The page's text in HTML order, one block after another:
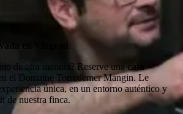
en Vingrau
de otra manera? Reserve unacata
el Domaine Torredemer Mangin. Le
única, en un entorno auténtico y
de nuestra finca.